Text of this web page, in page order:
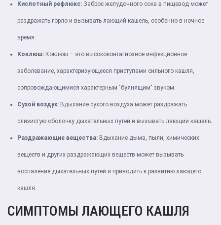
Кислотный рефлюкс: Заброс желудочного сока в пищевод может
раздражать горло и вызывать лающий кашель, особенно в ночное
время.
Коклюш: Коклюш – это высококонтагиозное инфекционное
заболевание, характеризующееся приступами сильного кашля,
сопровождающимися характерным "буянящим" звуком.
Сухой воздух: Вдыхание сухого воздуха может раздражать
слизистую оболочку дыхательных путей и вызывать лающий кашель.
Раздражающие вещества: Вдыхание дыма, пыли, химических
веществ и других раздражающих веществ может вызывать
воспаление дыхательных путей и приводить к развитию лающего
кашля.
СИМПТОМЫ ЛАЮЩЕГО КАШЛЯ